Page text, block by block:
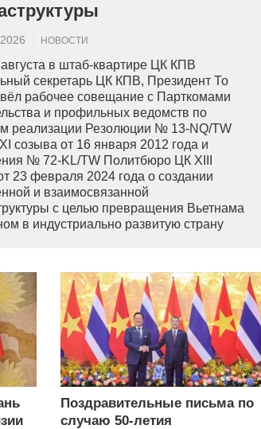
НОВОСТИ
в штаб-квартире ЦК КПВ
секретарь ЦК КПВ, Президент То
рабочее совещание с Парткомами
и профильных ведомств по
реализации Резолюции № 13-NQ/TW
созыва от 16 января 2012 года и
№ 72-KL/TW Политбюро ЦК XIII
23 февраля 2024 года о создании
и взаимосвязанной
с целью превращения Вьетнама
в индустриально развитую страну
Поздравительные письма по
случаю 50-летия